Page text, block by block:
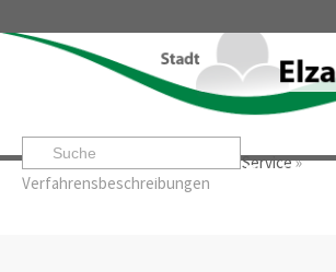
Startseite» »Service»
Verfahrensbeschreibungen
Leben & Erleben Rathaus & Service